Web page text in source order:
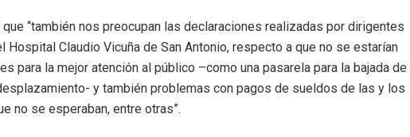
“también nos preocupan las declaraciones realizadas por dirigentes
Claudio Vicuña de San Antonio, respecto a que no se estarían
para la mejor atención al público –como una pasarela para la bajada de
y también problemas con pagos de sueldos de las y los
no se esperaban, entre otras”.